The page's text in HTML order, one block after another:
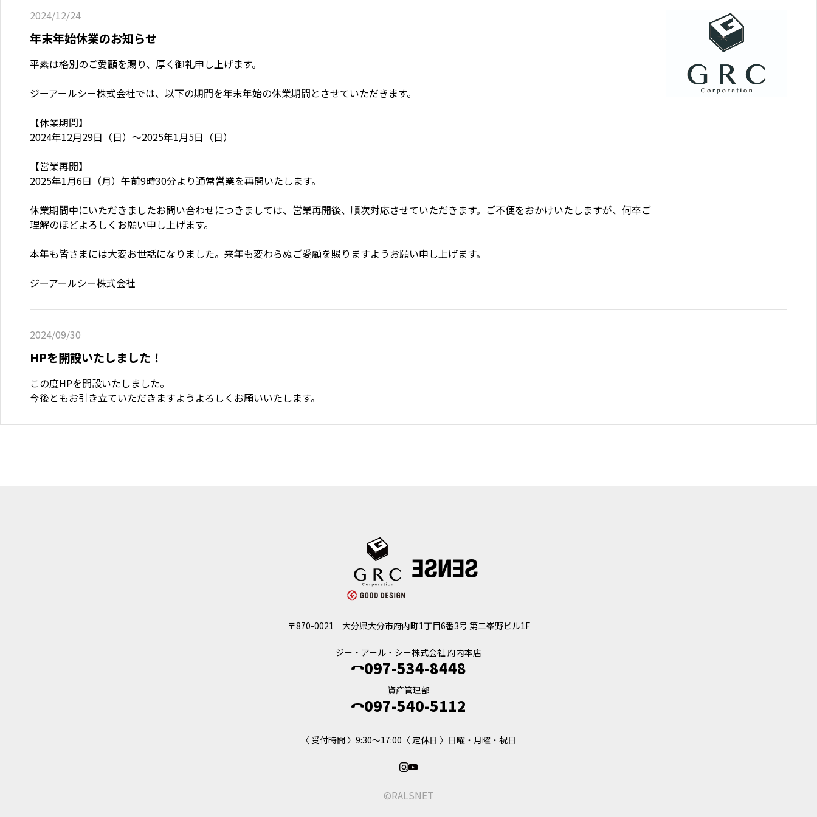
年末年始休業のお知らせ
2024/12/24
平素は格別のご愛顧を賜り、厚く御礼申し上げます。
ジーアールシー株式会社では、以下の期間を年末年始の休業期間とさせていただきます。
【休業期間】
2024年12月29日（日）～2025年1月5日（日）
【営業再開】
2025年1月6日（月）午前9時30分より通常営業を再開いたします。
休業期間中にいただきましたお問い合わせにつきましては、営業再開後、順次対応させていただきます。ご不便をおかけいたしますが、何卒ご
理解のほどよろしくお願い申し上げます。
本年も皆さまには大変お世話になりました。来年も変わらぬご愛顧を賜りますようお願い申し上げます。
ジーアールシー株式会社
HPを開設いたしました！
2024/09/30
この度HPを開設いたしました。
今後ともお引き立ていただきますようよろしくお願いいたします。
〒870-0021 大分県大分市府内町1丁目6番3号 第二峯野ビル1F
ジー・アール・シー株式会社 府内本店
097-534-8448
資産管理部
097-540-5112
〈 受付時間 〉9:30～17:00 〈 定休日 〉日曜・月曜・祝日
©RALSNET